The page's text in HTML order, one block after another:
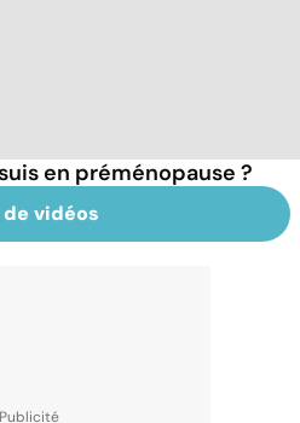
en préménopause ?
de vidéos